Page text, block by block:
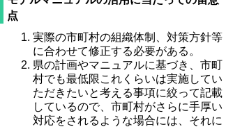
点
実際の市町村の組織体制、対策方針等
に合わせて修正する必要がある。
県の計画やマニュアルに基づき、市町
村でも最低限これくらいは実施してい
ただきたいと考える事項に絞って記載
しているので、市町村がさらに手厚い
対応をされるような場合には、それに